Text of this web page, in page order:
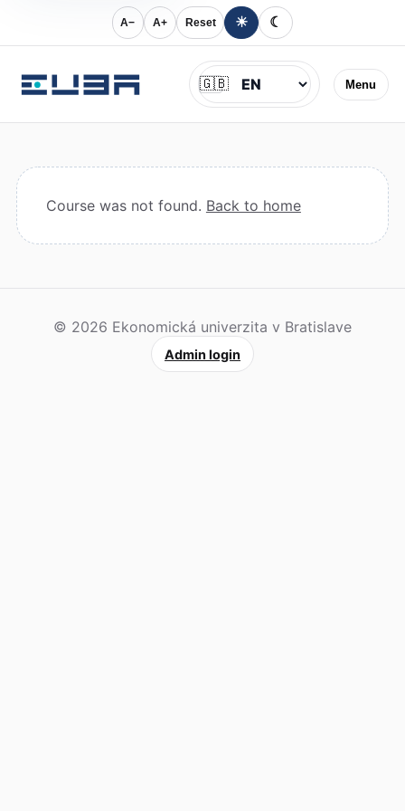
A− A+ Reset ☀ ☾
Menu
Jazyk
🇬🇧
Course was not found. Back to home
© 2026 Ekonomická univerzita v Bratislave
Admin login